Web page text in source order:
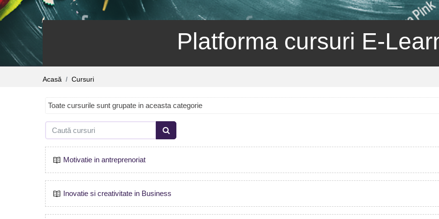
Platforma cursuri E-
Acasă Cursuri
Toate cursurile sunt grupate in aceasta categorie
Caută cursuri Caută cursuri
Motivatie in antreprenoriat
Inovatie si creativitate in Business